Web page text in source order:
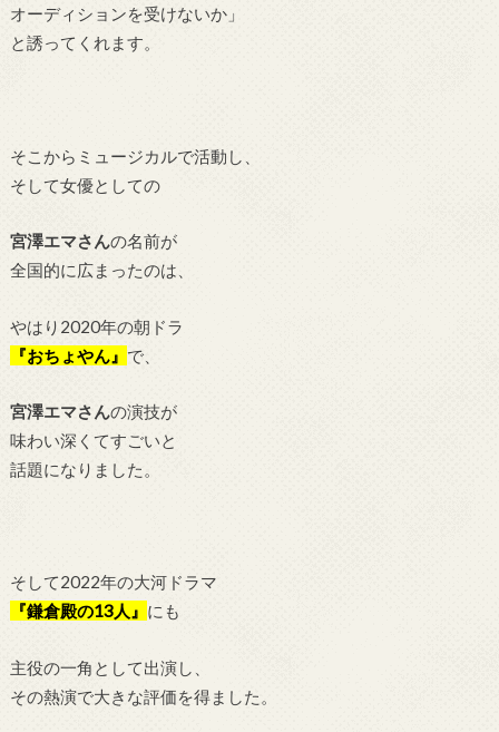
オーディションを受けないか」
と誘ってくれます。
そこからミュージカルで活動し、
そして女優としての
宮澤エマさんの名前が
全国的に広まったのは、
やはり2020年の朝ドラ
『おちょやん』 で、
宮澤エマさんの演技が
味わい深くてすごいと
話題になりました。
そして2022年の大河ドラマ
『鎌倉殿の13人』 にも
主役の一角として出演し、
その熱演で大きな評価を得ました。